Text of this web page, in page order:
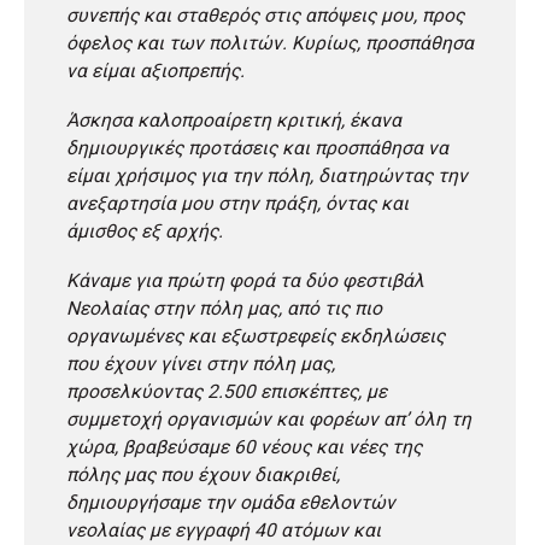
συνεπής και σταθερός στις απόψεις μου, προς
όφελος και των πολιτών. Κυρίως, προσπάθησα
να είμαι αξιοπρεπής.
Άσκησα καλοπροαίρετη κριτική, έκανα
δημιουργικές προτάσεις και προσπάθησα να
είμαι χρήσιμος για την πόλη, διατηρώντας την
ανεξαρτησία μου στην πράξη, όντας και
άμισθος εξ αρχής.
Κάναμε για πρώτη φορά τα δύο φεστιβάλ
Νεολαίας στην πόλη μας, από τις πιο
οργανωμένες και εξωστρεφείς εκδηλώσεις
που έχουν γίνει στην πόλη μας,
προσελκύοντας 2.500 επισκέπτες, με
συμμετοχή οργανισμών και φορέων απ’ όλη τη
χώρα, βραβεύσαμε 60 νέους και νέες της
πόλης μας που έχουν διακριθεί,
δημιουργήσαμε την ομάδα εθελοντών
νεολαίας με εγγραφή 40 ατόμων και